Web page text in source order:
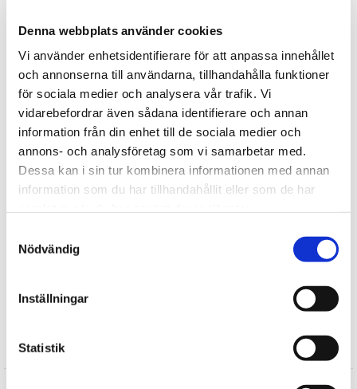
Denna webbplats använder cookies
Vi använder enhetsidentifierare för att anpassa innehållet
och annonserna till användarna, tillhandahålla funktioner
för sociala medier och analysera vår trafik. Vi
vidarebefordrar även sådana identifierare och annan
information från din enhet till de sociala medier och
annons- och analysföretag som vi samarbetar med.
Dessa kan i sin tur kombinera informationen med annan
information som du har tillhandahållit eller som de har
Nödvändig
Inställningar
Statistik
Materialen är syntetiska ( generellt sådana material som
bildningen av bakterier och mögel när nallen blir fuktig,
dessutom underlättar de tvätten och minimerar allergier.
Samtliga produkter är tvättbara i 30 graders handtvätt och
flamsäkra. Samtliga ögon är dragfasta och låsta vilket innebär
att de sitter fast ungefär som popnitar i pälsen.
Tipsa
Upptäck mer
Bukowski Design
Nallar / Mjukisdjur
Doppresenter